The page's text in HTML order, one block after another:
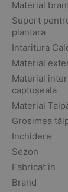
Material
Suport
plantara
Intaritura
Material
Material
captușeala
Material
Grosimea
Inchidere
Sezon
Fabricat în
Brand